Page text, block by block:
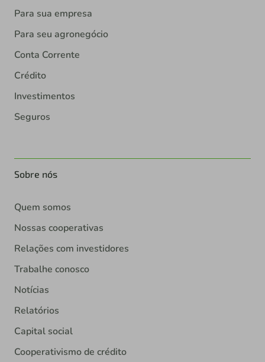
Para sua empresa
Para seu agronegócio
Conta Corrente
Crédito
Investimentos
Seguros
Sobre nós
Quem somos
Nossas cooperativas
Relações com investidores
Trabalhe conosco
Notícias
Relatórios
Capital social
Cooperativismo de crédito